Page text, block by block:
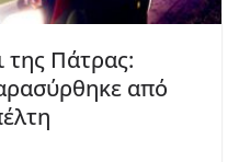
της Πάτρας:
από